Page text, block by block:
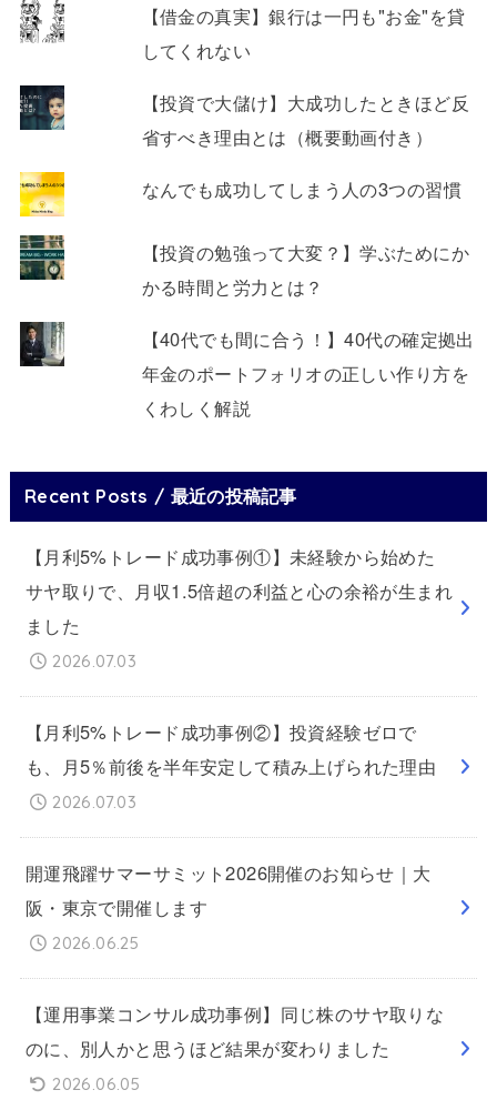
【借金の真実】銀行は一円も"お金"を貸
してくれない
【投資で大儲け】大成功したときほど反
省すべき理由とは（概要動画付き）
なんでも成功してしまう人の3つの習慣
【投資の勉強って大変？】学ぶためにか
かる時間と労力とは？
【40代でも間に合う！】40代の確定拠出
年金のポートフォリオの正しい作り方を
くわしく解説
Recent Posts / 最近の投稿記事
【月利5%トレード成功事例①】未経験から始めた
サヤ取りで、月収1.5倍超の利益と心の余裕が生まれ
ました
2026.07.03
【月利5%トレード成功事例②】投資経験ゼロで
も、月5％前後を半年安定して積み上げられた理由
2026.07.03
開運飛躍サマーサミット2026開催のお知らせ｜大
阪・東京で開催します
2026.06.25
【運用事業コンサル成功事例】同じ株のサヤ取りな
のに、別人かと思うほど結果が変わりました
2026.06.05